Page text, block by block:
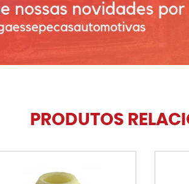
PRODUTOS